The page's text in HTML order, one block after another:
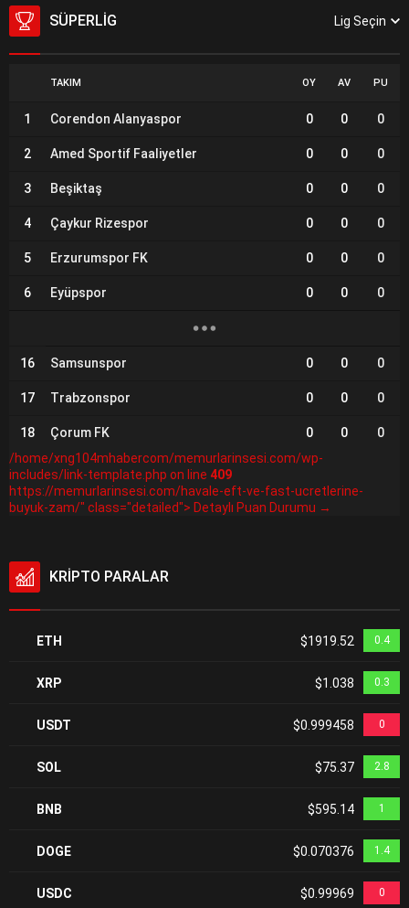
SÜPERLIG Lig Seçin
TAKIM OY AV PU
1 Corendon Alanyaspor 0 0 0
2 Amed Sportif Faaliyetler 0 0 0
3 Beşiktaş 0 0 0
4 Çaykur Rizespor 0 0 0
5 Erzurumspor FK 0 0 0
6 Eyüpspor 0 0 0
16 Samsunspor 0 0 0
17 Trabzonspor 0 0 0
18 Çorum FK 0 0
0
/home/xng104mhabercom/memurlarinsesi.com/wp-
includes/link-template.php on line 409
https://memurlarinsesi.com/havale-eft-ve-fast-ucretlerine-
buyuk-zam/" class="detailed"> Detaylı Puan Durumu →
KRİPTO PARALAR
ETH $1919.52 0.4
XRP $1.038 0.3
USDT $0.999458 0
SOL $75.37 2.8
BNB $595.14 1
DOGE $0.070376 1.4
USDC $0.99969 0